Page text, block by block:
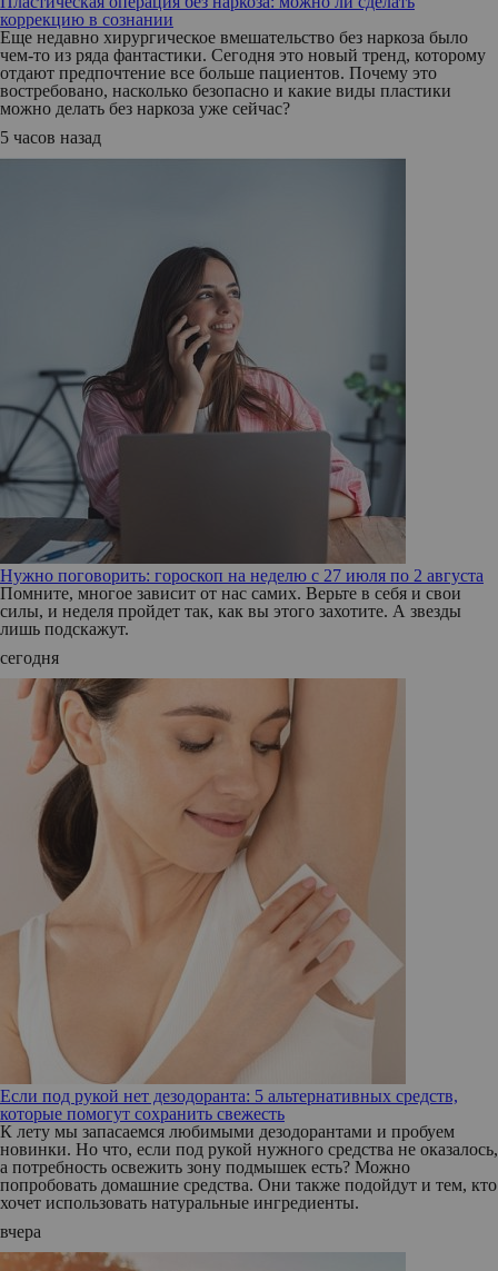
коррекцию в сознании
Еще недавно хирургическое вмешательство без наркоза было
чем-то из ряда фантастики. Сегодня это новый тренд, которому
отдают предпочтение все больше пациентов. Почему это
востребовано, насколько безопасно и какие виды пластики
можно делать без наркоза уже сейчас?
5 часов назад
Нужно поговорить: гороскоп на неделю с 27 июля по 2 августа
Помните, многое зависит от нас самих. Верьте в себя и свои
силы, и неделя пройдет так, как вы этого захотите. А звезды
лишь подскажут.
сегодня
Если под рукой нет дезодоранта: 5 альтернативных средств,
которые помогут сохранить свежесть
К лету мы запасаемся любимыми дезодорантами и пробуем
новинки. Но что, если под рукой нужного средства не оказалось,
а потребность освежить зону подмышек есть? Можно
попробовать домашние средства. Они также подойдут и тем, кто
хочет использовать натуральные ингредиенты.
вчера